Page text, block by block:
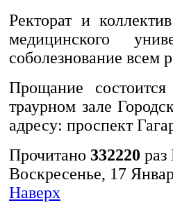
Ректорат и
медицинского
соболезнование всем
Прощание
траурном зале
адресу: проспект
Прочитано 332220 раз
Воскресенье, 17
Наверх